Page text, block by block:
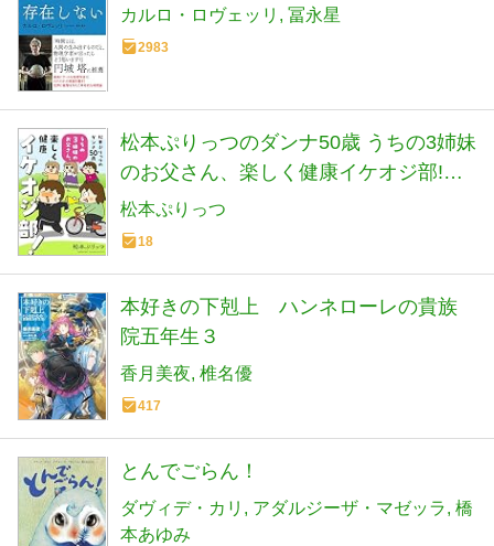
カルロ・ロヴェッリ 冨永星
2983
松本ぷりっつのダンナ50歳 うちの3姉妹
のお父さん、楽しく健康イケオジ部!
(SUKUPARA SELECTION)
松本ぷりっつ
18
本好きの下剋上 ハンネローレの貴族
院五年生３
香月美夜 椎名優
417
とんでごらん！
ダヴィデ・カリ アダルジーザ・マゼッラ 橋
本あゆみ